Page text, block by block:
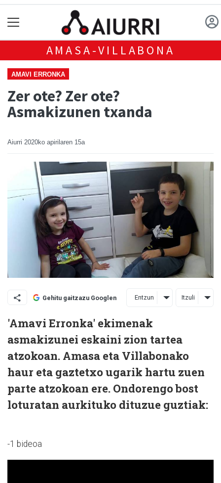
AMASA-VILLABONA
AMAVI ERRONKA
Zer ote? Zer ote?
Asmakizunen txanda
Aiurri 2020ko apirilaren 15a
Gehitu gaitzazu Googlen Entzun Itzuli
'Amavi Erronka' ekimenak
asmakizunei eskaini zion tartea
atzokoan. Amasa eta Villabonako
haur eta gaztetxo ugarik hartu zuen
parte atzokoan ere. Ondorengo bost
loturatan aurkituko dituzue guztiak:
-1 bideoa